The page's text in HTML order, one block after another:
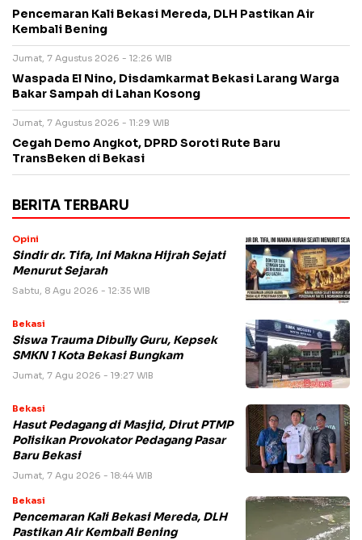
Pencemaran Kali Bekasi Mereda, DLH Pastikan Air
Kembali Bening
Jumat, 7 Agustus 2026 - 12:26 WIB
Waspada El Nino, Disdamkarmat Bekasi Larang Warga
Bakar Sampah di Lahan Kosong
Jumat, 7 Agustus 2026 - 11:29 WIB
Cegah Demo Angkot, DPRD Soroti Rute Baru
TransBeken di Bekasi
BERITA TERBARU
Opini
Sindir dr. Tifa, Ini Makna Hijrah Sejati
Menurut Sejarah
Sabtu, 8 Agu 2026 - 12:35 WIB
Bekasi
Siswa Trauma Dibully Guru, Kepsek
SMKN 1 Kota Bekasi Bungkam
Jumat, 7 Agu 2026 - 19:27 WIB
Bekasi
Hasut Pedagang di Masjid, Dirut PTMP
Polisikan Provokator Pedagang Pasar
Baru Bekasi
Jumat, 7 Agu 2026 - 18:44 WIB
Bekasi
Pencemaran Kali Bekasi Mereda, DLH
Pastikan Air Kembali Bening